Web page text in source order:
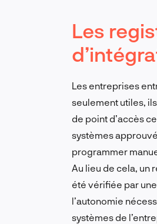
Les
Les entreprises
seulement utiles,
de point d’accès
systèmes
programmer
Au lieu de cela, un
été vérifiée par
l’autonomie
systèmes de